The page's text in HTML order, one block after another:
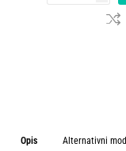
Opis Alternativni